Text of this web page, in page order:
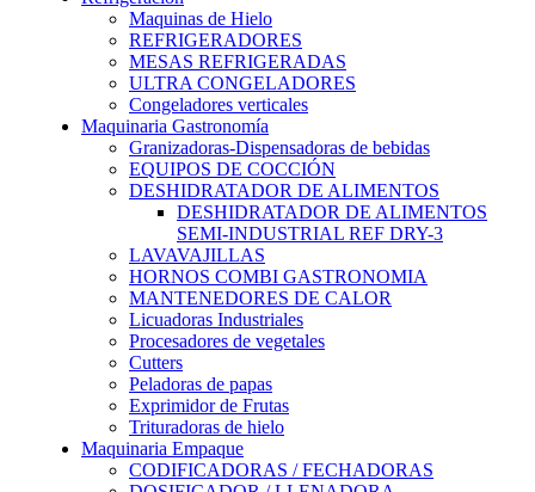
Maquinas de Hielo
REFRIGERADORES
MESAS REFRIGERADAS
ULTRA CONGELADORES
Congeladores verticales
Maquinaria Gastronomía
Granizadoras-Dispensadoras de bebidas
EQUIPOS DE COCCIÓN
DESHIDRATADOR DE ALIMENTOS
DESHIDRATADOR DE ALIMENTOS
SEMI-INDUSTRIAL REF DRY-3
LAVAVAJILLAS
HORNOS COMBI GASTRONOMIA
MANTENEDORES DE CALOR
Licuadoras Industriales
Procesadores de vegetales
Cutters
Peladoras de papas
Exprimidor de Frutas
Trituradoras de hielo
Maquinaria Empaque
CODIFICADORAS / FECHADORAS